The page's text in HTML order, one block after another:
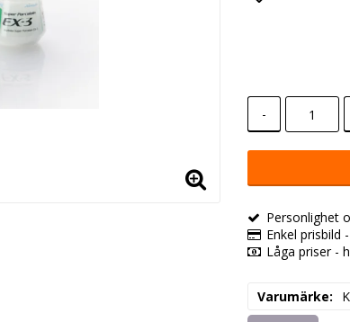
-
Personlighet
Enkel prisbild
Låga priser -
Varumärke